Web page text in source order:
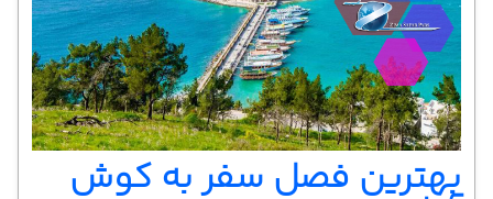
بهترین فصل سفر به کوش